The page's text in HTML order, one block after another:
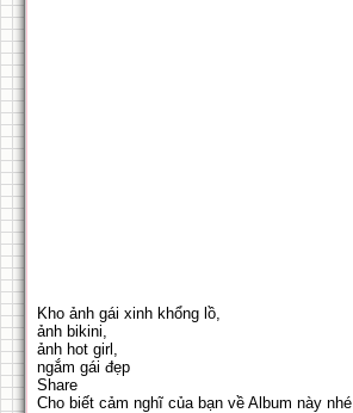
Kho ảnh gái xinh khổng lồ,
ảnh bikini,
ảnh hot girl,
ngắm gái đẹp
Share
Cho biết cảm nghĩ của bạn về Album này nhé